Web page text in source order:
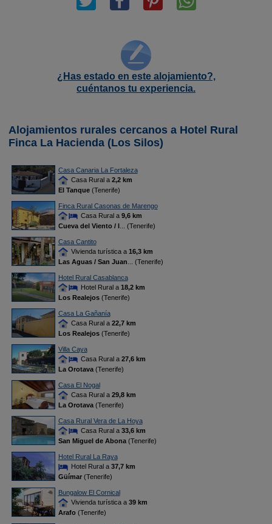
¿Has estado en este alojamiento?,
cuéntanos tu experiencia.
Alojamientos rurales cercanos a Hotel Rural
Finca La Hacienda (Los Silos)
Casa Canaria La Fortaleza
Casa Rural a 2,2 km
El Tanque(Tenerife)
Finca Rural Casonas de Marengo
Casa Rural a 9,6 km
Cueva del Viento / I... (Tenerife)
Casa Cantito
Vivienda turística a 16,3 km
Las Aguas / San Juan ... (Tenerife)
Hotel Rural Casablanca
Hotel Rural a 18,2 km
Los Realejos(Tenerife)
Casa La Gañanía
Casa Rural a 22,7 km
Los Realejos(Tenerife)
Villa Caya
Casa Rural a 27,6 km
La Orotava(Tenerife)
Casa El Nogal
Casa Rural a 29,8 km
La Orotava(Tenerife)
Casa Rural Vera de La Hoya
Casa Rural a 33,6 km
San Miguel de Abona(Tenerife)
Hotel Rural La Raya
Hotel Rural a 37,7 km
Güímar(Tenerife)
Bungalow El Cornical
Vivienda turística a 39 km
Arafo(Tenerife)